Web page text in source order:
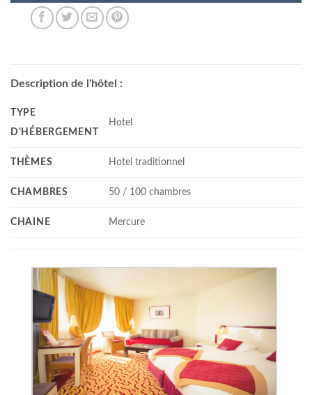
Description de l'hôtel :
TYPE
D'HÉBERGEMENT
Hotel
THÈMES Hotel traditionnel
CHAMBRES 50 / 100 chambres
CHAINE Mercure